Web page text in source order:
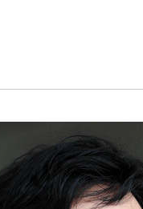
속 사상 최대
관측 가능성도
대속 뉴욕증시 혼조 마감 다우
오른 801.67 마감
내린 6296.38 마감
1423.8원 마감